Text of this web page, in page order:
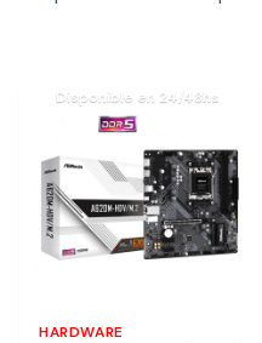
Disponible en 24/48hs
HARDWARE